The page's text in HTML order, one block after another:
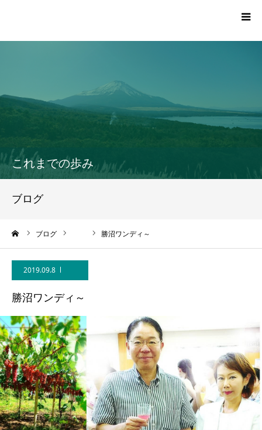
これまでの歩み
ブログ
ブログ 勝沼ワンディ～
2019.09.8
勝沼ワンディ～
プロフィール
党員・サポーター登録